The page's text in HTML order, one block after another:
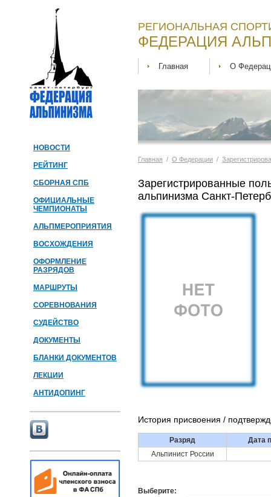
НОВОСТИ
РЕЙТИНГ
СБОРНАЯ СПБ
ОФИЦИАЛЬНЫЕ
ЧЕМПИОНАТЫ
АЛЬПМЕРОПРИЯТИЯ
ВОСХОЖДЕНИЯ
ОФОРМЛЕНИЕ
РАЗРЯДОВ
МАРШРУТЫ
СОРЕВНОВАНИЯ
СУДЕЙСТВО
ДОКУМЕНТЫ
БЛАНКИ ДОКУМЕНТОВ
ЛЕКЦИИ
АНТИДОПИНГ
РЕГИОНАЛЬНАЯ
ФЕДЕРАЦИЯ
Главная О
Главная / О Федерации /
Зарегистрированные
альпинизма Санкт-
История присвоения /
Разряд
Дата
Альпинист России
Выберите: